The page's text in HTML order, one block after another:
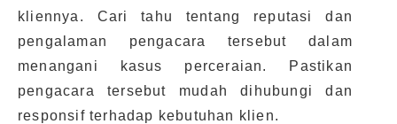
kliennya. Cari tahu tentang reputasi dan
pengalaman pengacara tersebut dalam
menangani kasus perceraian. Pastikan
pengacara tersebut mudah dihubungi dan
responsif terhadap kebutuhan klien.